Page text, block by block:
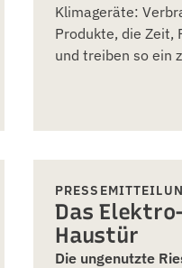
Klimageräte:
Produkte, die Zeit,
und treiben so ein
Das
Haustür
Die ungenutzte